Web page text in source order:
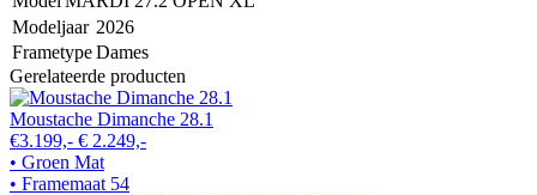
Modeljaar 2026
FrametypeDames
Gerelateerde producten
Moustache Dimanche 28.1
€3.199,- € 2.249,-
• Groen Mat
• Framemaat 54